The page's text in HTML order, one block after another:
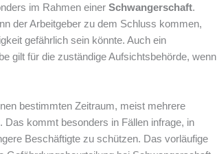
im Rahmen einer Schwangerschaft.
der Arbeitgeber zu dem Schluss kommen,
gefährlich sein könnte. Auch ein
gilt für die zuständige Aufsichtsbehörde, wenn
bestimmten Zeitraum, meist mehrere
kommt besonders in Fällen infrage, in
Beschäftigte zu schützen. Das vorläufige